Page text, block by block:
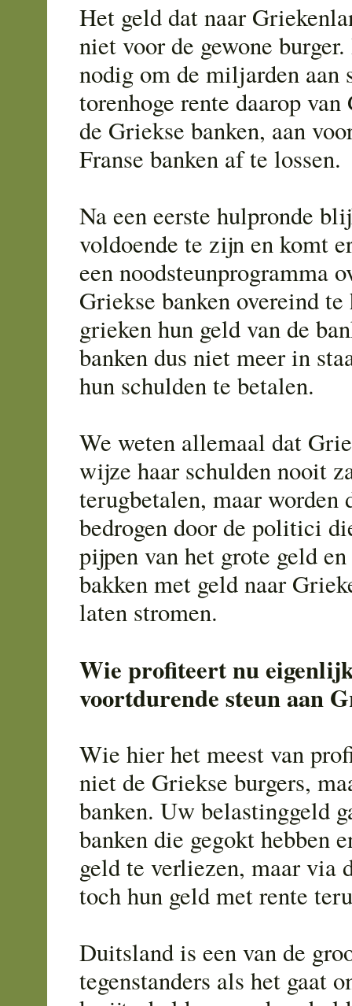
Het geld dat naar
niet voor de gewone
nodig om de miljarden aan
torenhoge rente daarop
de Griekse banken, aan
Franse banken af te lossen.
Na een eerste hulpronde
voldoende te zijn en komt
een noodsteunprogramma
Griekse banken overeind
grieken hun geld van de
banken dus niet meer in
hun schulden te betalen.
We weten allemaal dat
wijze haar schulden nooit
terugbetalen, maar worden
bedrogen door de politici
pijpen van het grote geld
bakken met geld naar
laten stromen.
Wie profiteert nu
voortdurende steun aan
Wie hier het meest van
niet de Griekse burgers,
banken. Uw belastinggeld
banken die gegokt hebben
geld te verliezen, maar via
toch hun geld met rente
Duitsland is een van de
tegenstanders als het gaat